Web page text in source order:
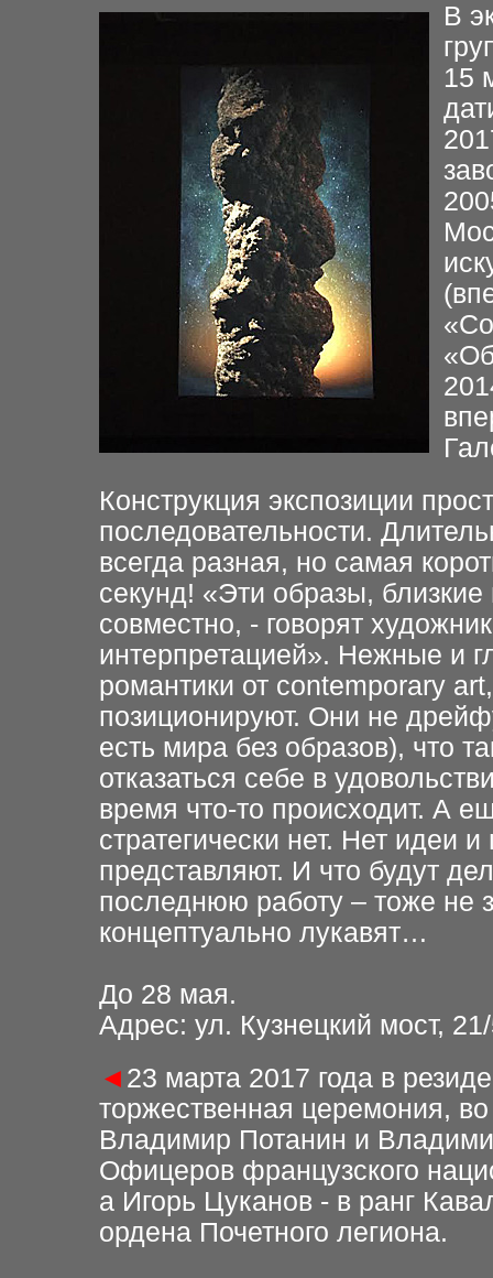
В
15
Конструкция экспозиции
последовательности.
всегда разная, но самая
секунд! «Эти образы,
совместно, - говорят
интерпретацией». Нежные и
романтики от contemporary
позиционируют. Они не
есть мира без образов), что
отказаться себе в
время что-то происходит. А
стратегически нет. Нет идеи
представляют. И что будут
последнюю работу – тоже не
концептуально лукавят…
До 28 мая.
Адрес: ул. Кузнецкий мост,
◄ 23 марта 2017 года в
торжественная церемония,
Владимир Потанин и
Офицеров французского
а Игорь Цуканов - в ранг
ордена Почетного легиона.